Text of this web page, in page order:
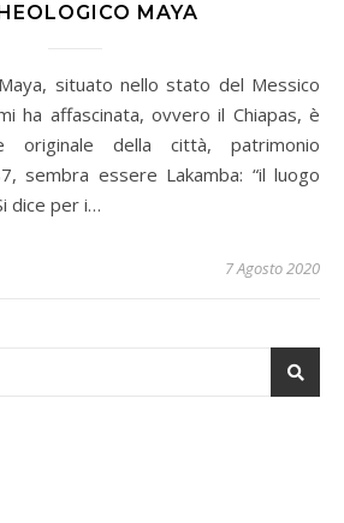
MAYA
ha affascinata, ovvero il Chiapas, è
originale della città, patrimonio
sembra essere Lakamba: “il luogo
dice per i…
7 Agosto 2020